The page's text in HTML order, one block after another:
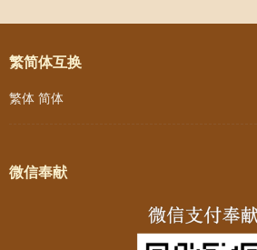
Post navigation
繁简体互换
繁体 简体
微信奉献